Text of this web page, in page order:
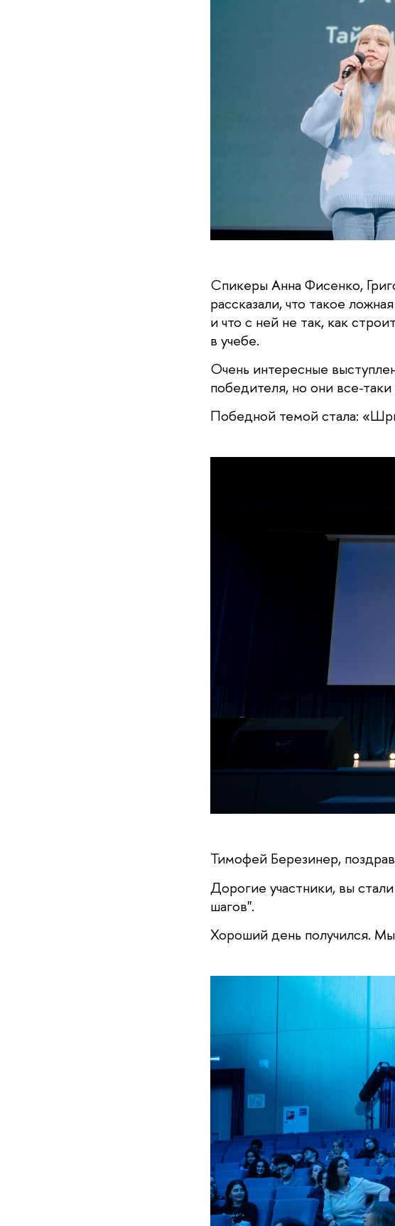
Спикеры Анна Фисенко,
рассказали, что такое
и что с ней не так, как
в учебе.
Очень интересные
победителя, но они все-
Победной темой стала:
Тимофей Березинер,
Дорогие участники, вы
шагов".
Хороший день получился. Мы